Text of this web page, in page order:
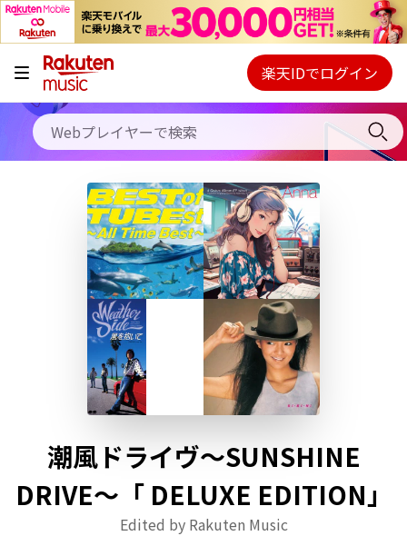
キャンペーン
料金プラン
使い方
初回30日間無料お試し
Webプレイヤー
ご契約内容の確認・変更
楽天IDでログイン
潮風ドライヴ～SUNSHINE
DRIVE～「 DELUXE EDITION」
Edited by Rakuten Music